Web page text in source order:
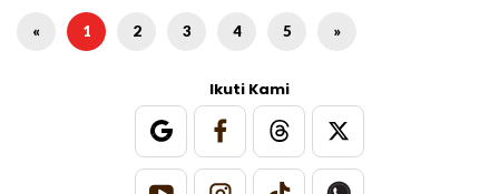
« 1 2 3 4 5 »
Ikuti Kami